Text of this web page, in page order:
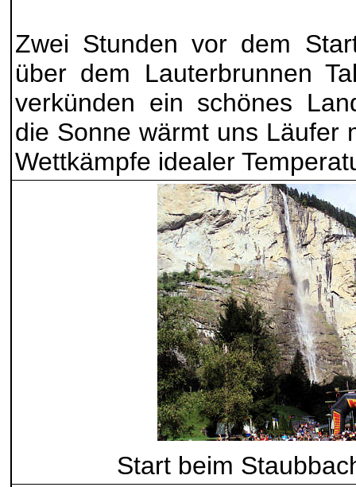
Zwei Stunden vor dem
über dem Lauterbrunnen
verkünden ein schönes
die Sonne wärmt uns Läufer
Wettkämpfe idealer
Start beim